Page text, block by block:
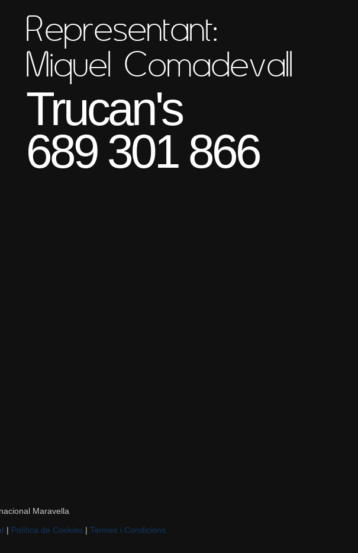
Representant:
Miquel Comadevall
Trucan's
689 301 866
Maravella
| Política de Cookies | Termes i Condicions